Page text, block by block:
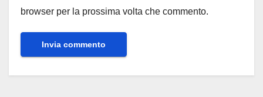
browser per la prossima volta che commento.